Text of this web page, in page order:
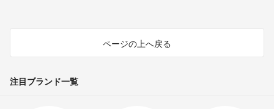
ページの上へ戻る
注目ブランド一覧